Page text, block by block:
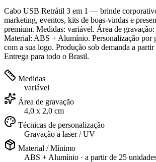
Cabo USB Retrátil 3 em 1 — brinde
marketing, eventos, kits de boas-vindas e
premium. Medidas: variável. Área de
Material: ABS + Alumínio. Personalização por
com a sua logo. Produção sob demanda a
Entrega para todo o Brasil.
Medidas
variável
Área de gravação
4,0 x 2,0 cm
Técnicas de personalização
Gravação a laser / UV
Material / Mínimo
ABS + Alumínio · a partir de 25